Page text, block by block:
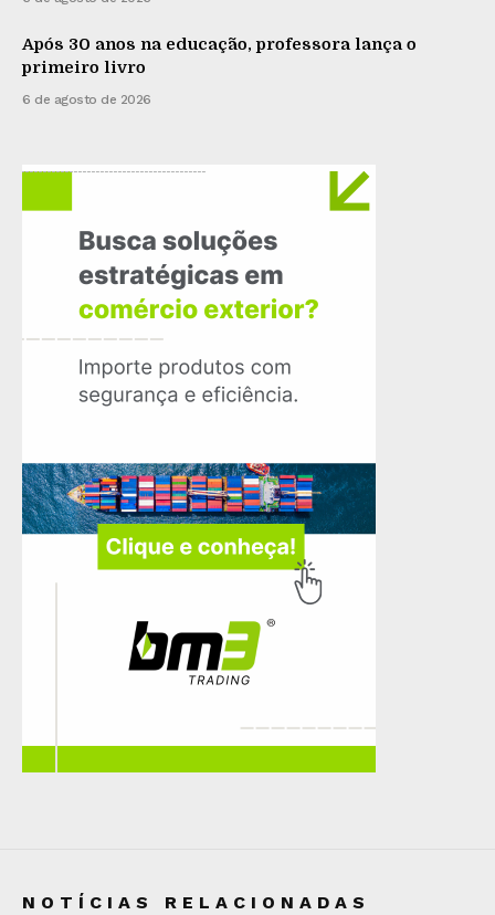
Após 30 anos na educação, professora lança o
primeiro livro
6 de agosto de 2026
NOTÍCIAS RELACIONADAS